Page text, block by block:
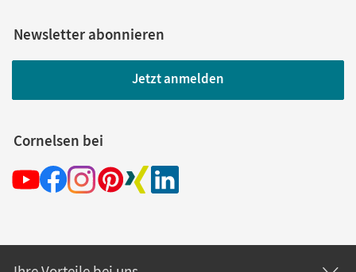
Newsletter abonnieren
Jetzt anmelden
Cornelsen bei